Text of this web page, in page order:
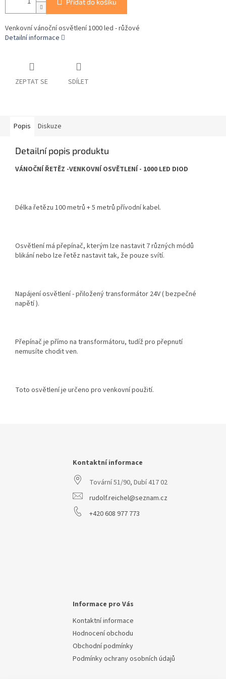
Přidat do košíku
Venkovní vánoční osvětlení 1000 led - růžové
Detailní informace
ZEPTAT SE SDÍLET
Popis Diskuze
Detailní popis produktu
VÁNOČNÍ ŘETĚZ -VENKOVNÍ OSVĚTLENÍ - 1000 LED DIOD
Délka řetězu 100 metrů + 5 metrů přívodní kabel.
Osvětlení má přepínač, kterým lze nastavit 7 různých módů
blikání nebo lze řetěz nastavit tak, že pouze svítí.
Napájení osvětlení - přiložený transformátor 24V ( bezpečné
napětí ).
Přepínač je přímo na transformátoru, tudíž pro přepnutí
nemusíte chodit ven.
Toto osvětlení je určeno pro venkovní použití.
Kontaktní informace
Tovární 51/90, Dubí 417 02
rudolf.reichel@seznam.cz
+420 608 977 773
Informace pro Vás
Kontaktní informace
Hodnocení obchodu
Obchodní podmínky
Podmínky ochrany osobních údajů